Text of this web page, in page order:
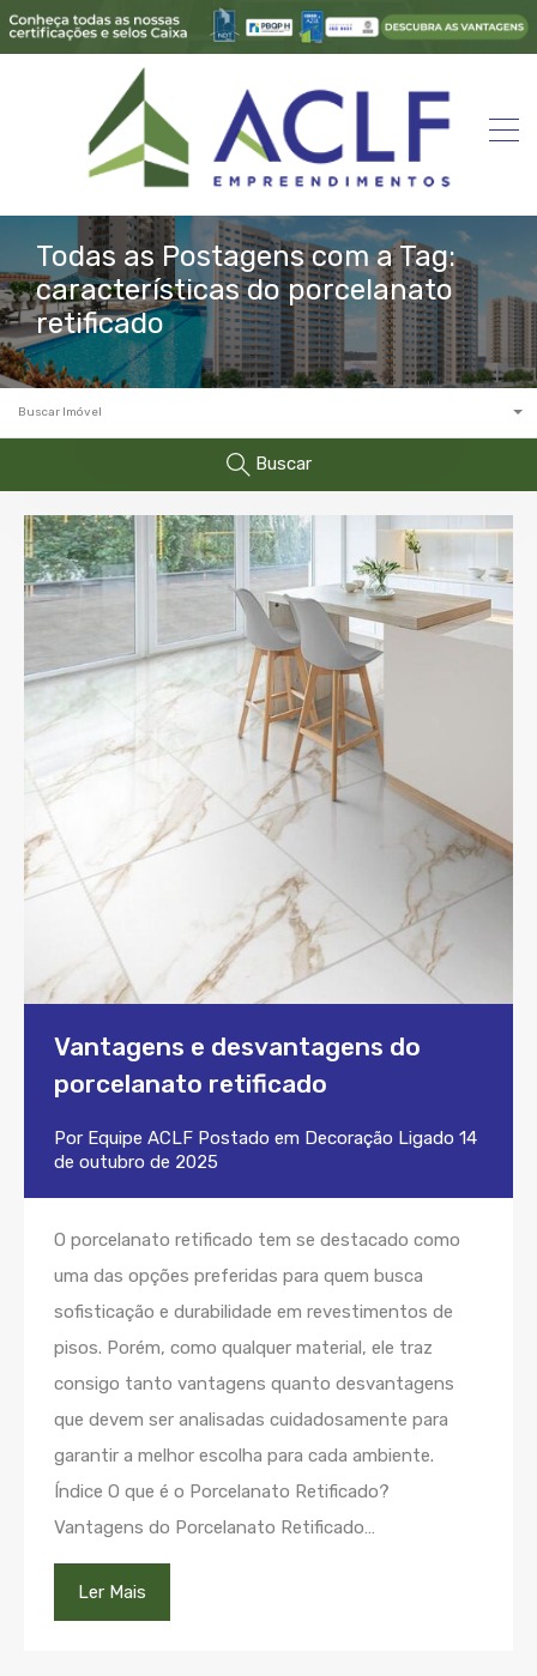
Todas as Postagens com a Tag:
características do porcelanato
retificado
Buscar Imóvel
Buscar
Vantagens e desvantagens do
porcelanato retificado
Por Equipe ACLF Postado em Decoração Ligado 14
de outubro de 2025
O porcelanato retificado tem se destacado como
uma das opções preferidas para quem busca
sofisticação e durabilidade em revestimentos de
pisos. Porém, como qualquer material, ele traz
consigo tanto vantagens quanto desvantagens
que devem ser analisadas cuidadosamente para
garantir a melhor escolha para cada ambiente.
Índice O que é o Porcelanato Retificado?
Vantagens do Porcelanato Retificado…
Ler Mais